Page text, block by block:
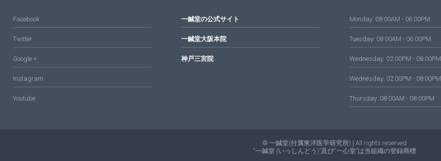
Facebook
Twitter
Google +
Instagram
Youtube
一鍼堂の公式サイト
一鍼堂大阪本院
神戸三宮院
Monday: 08:00AM - 06:00PM
Tuesday: 08:00AM - 06:00PM
Wednesday: 02:00PM - 08:00PM
Wednesday: 02:00PM - 08:00PM
Thursday: 08:00AM - 08:00PM
© 一鍼堂(付属東洋医学研究所) | All rights reserved
“一鍼堂 (いっしんどう)”及び“一心堂”は当組織の登録商標